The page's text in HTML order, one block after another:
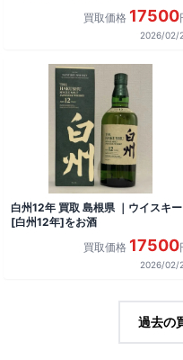
買取価格 17500
2026/02/
白州12年 買取 島根県 ｜ウイスキー
[白州12年]をお酒
買取価格 17500
2026/02/
過去の